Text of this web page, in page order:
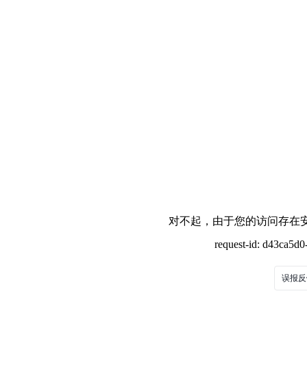
对不起，由于您的访问存在
request-id:
误报